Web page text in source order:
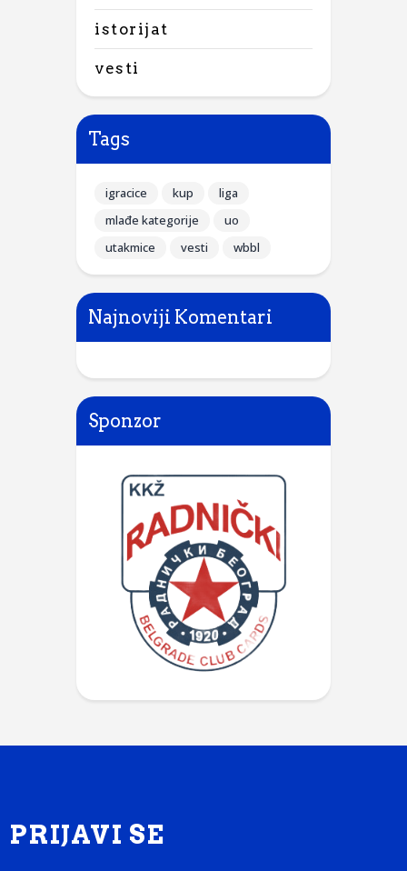
istorijat
vesti
Tags
igracice kup
liga
mlađe kategorije
uo
utakmice
vesti wbbl
Najnoviji Komentari
Sponzor
PRIJAVI SE